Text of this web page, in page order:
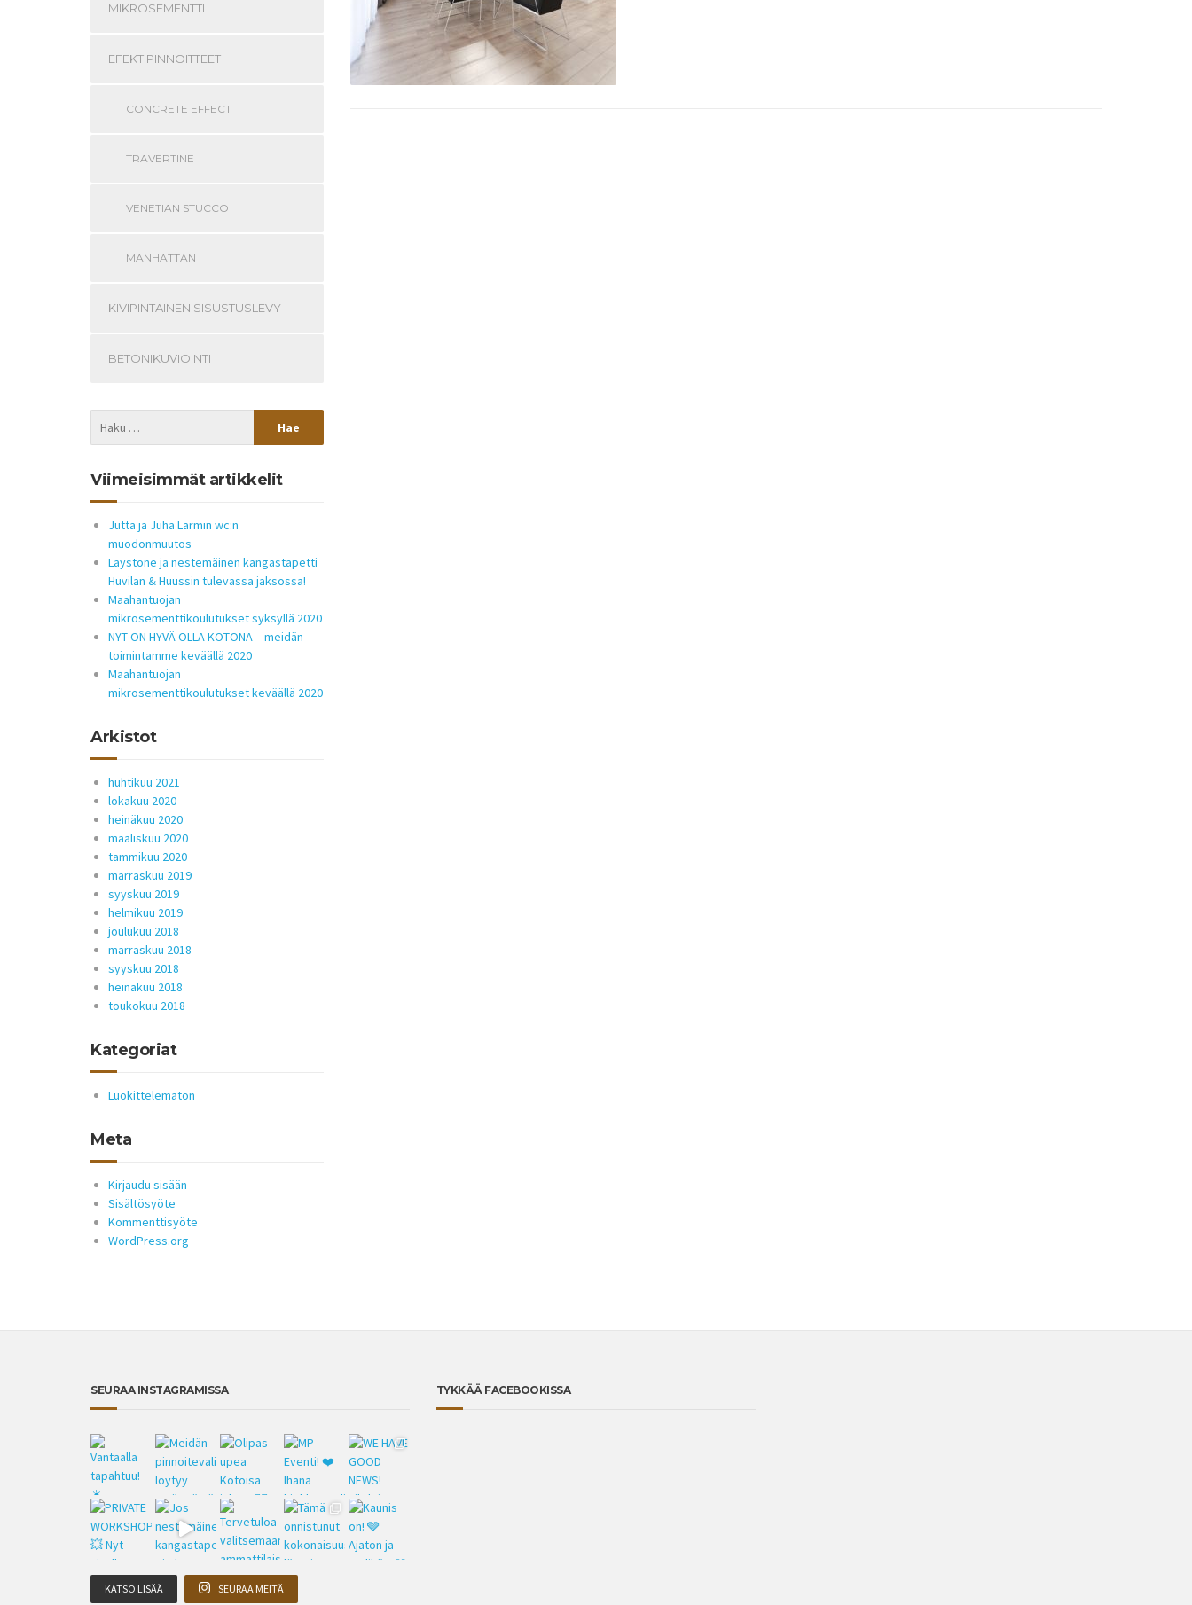
MIKROSEMENTTI
EFEKTIPINNOITTEET
CONCRETE EFFECT
TRAVERTINE
VENETIAN STUCCO
MANHATTAN
KIVIPINTAINEN SISUSTUSLEVY
BETONIKUVIOINTI
Viimeisimmät artikkelit
Jutta ja Juha Larmin wc:n
muodonmuutos
Laystone ja nestemäinen kangastapetti
Huvilan & Huussin tulevassa jaksossa!
Maahantuojan
mikrosementtikoulutukset syksyllä 2020
NYT ON HYVÄ OLLA KOTONA – meidän
toimintamme keväällä 2020
Maahantuojan
mikrosementtikoulutukset keväällä 2020
Arkistot
huhtikuu 2021
lokakuu 2020
heinäkuu 2020
maaliskuu 2020
tammikuu 2020
marraskuu 2019
syyskuu 2019
helmikuu 2019
joulukuu 2018
marraskuu 2018
syyskuu 2018
heinäkuu 2018
toukokuu 2018
Kategoriat
Luokittelematon
Meta
Kirjaudu sisään
Sisältösyöte
Kommenttisyöte
WordPress.org
SEURAA INSTAGRAMISSA
KATSO LISÄÄ SEURAA MEITÄ
TYKKÄÄ FACEBOOKISSA